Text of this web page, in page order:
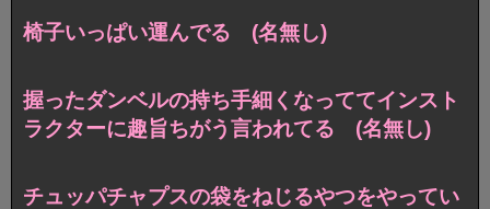
椅子いっぱい運んでる (名無し)
握ったダンベルの持ち手細くなっててインスト
ラクターに趣旨ちがう言われてる (名無し)
チュッパチャプスの袋をねじるやつをやってい